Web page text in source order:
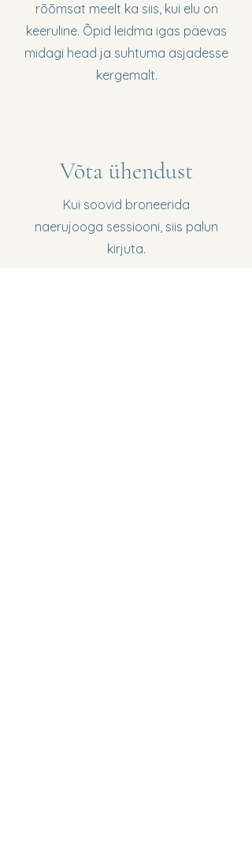
rõõmsat meelt ka siis, kui elu on
keeruline. Õpid leidma igas päevas
midagi head ja suhtuma asjadesse
kergemalt.
Võta ühendust
Kui soovid broneerida
naerujooga sessiooni, siis palun
kirjuta.